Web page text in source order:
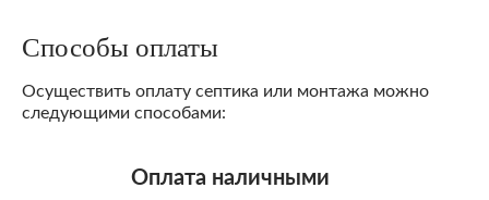
Способы оплаты
Осуществить оплату септика или монтажа можно
следующими способами:
Оплата наличными